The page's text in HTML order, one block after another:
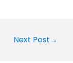
Next Post→